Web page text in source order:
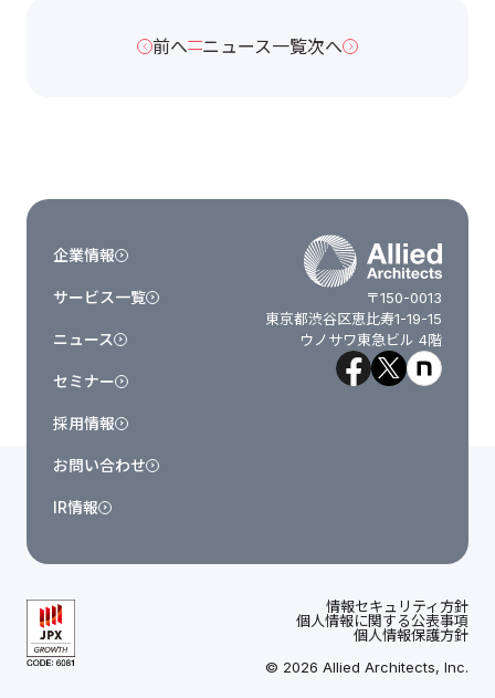
前へ ニュース一覧次へ
〒150-0013
東京都渋谷区恵比寿1-19-15
ウノサワ東急ビル 4階
企業情報
サービス一覧
ニュース
セミナー
採用情報
お問い合わせ
IR情報
情報セキュリティ方針
個人情報に関する公表事項
個人情報保護方針
© 2026 Allied Architects, Inc.